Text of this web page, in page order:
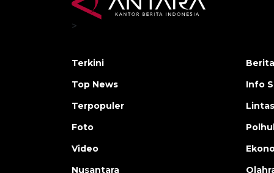
>
Terkini
Top News
Terpopuler
Foto
Video
Nusantara
Info